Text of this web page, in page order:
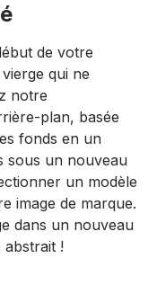
de votre
qui ne
notre
plan, basée
fonds en un
sous un nouveau
un modèle
image de marque.
dans un nouveau
abstrait !